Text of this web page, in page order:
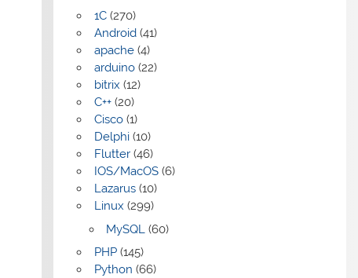
1C(270)
Android(41)
apache(4)
arduino(22)
bitrix (12)
C++(20)
Cisco(1)
Delphi(10)
Flutter(46)
IOS/MacOS(6)
Lazarus(10)
Linux (299)
MySQL(60)
PHP(145)
Python (66)